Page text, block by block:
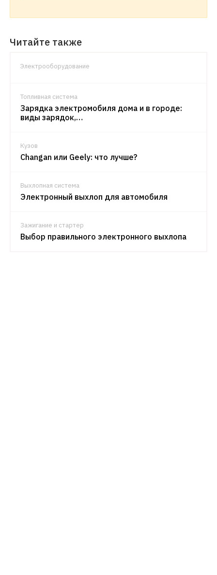
Читайте также
Электрооборудование
Топливная система
Зарядка электромобиля дома и в городе:
виды зарядок,…
Кузов
Changan или Geely: что лучше?
Выхлопная система
Электронный выхлоп для автомобиля
Зажигание и стартер
Выбор правильного электронного выхлопа